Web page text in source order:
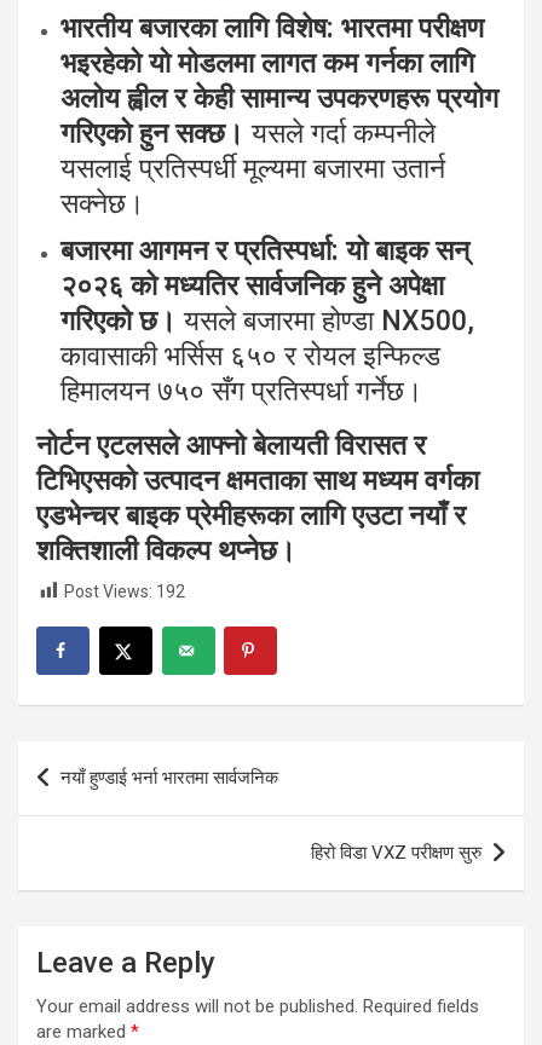
भारतीय बजारका लागि विशेष: भारतमा परीक्षण
भइरहेको यो मोडलमा लागत कम गर्नका लागि
अलोय ह्वील र केही सामान्य उपकरणहरू प्रयोग
गरिएको हुन सक्छ। यसले गर्दा कम्पनीले
यसलाई प्रतिस्पर्धी मूल्यमा बजारमा उतार्न
सक्नेछ।
बजारमा आगमन र प्रतिस्पर्धा: यो बाइक सन्
२०२६ को मध्यतिर सार्वजनिक हुने अपेक्षा
गरिएको छ। यसले बजारमा होण्डा NX500,
कावासाकी भर्सिस ६५० र रोयल इन्फिल्ड
हिमालयन ७५० सँग प्रतिस्पर्धा गर्नेछ।
नोर्टन एटलसले आफ्नो बेलायती विरासत र
टिभिएसको उत्पादन क्षमताका साथ मध्यम वर्गका
एडभेन्चर बाइक प्रेमीहरूका लागि एउटा नयाँ र
शक्तिशाली विकल्प थप्नेछ।
Post Views: 192
Post
navigation
नयाँ हुण्डाई भर्ना भारतमा सार्वजनिक
हिरो विडा VXZ परीक्षण सुरु
Leave a Reply
Your email address will not be published. Required fields
are marked *